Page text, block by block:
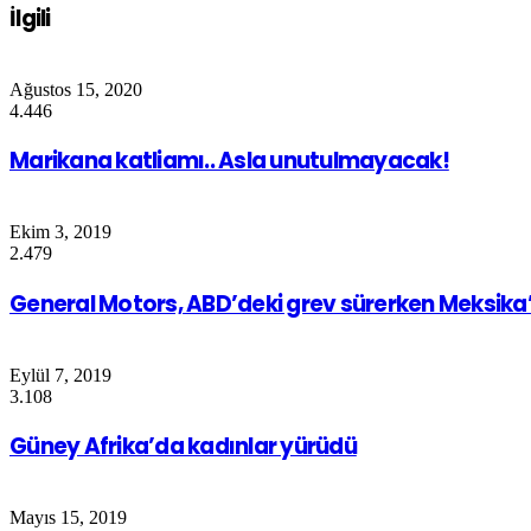
İlgili
Ağustos 15, 2020
4.446
Marikana katliamı.. Asla unutulmayacak!
Ekim 3, 2019
2.479
General Motors, ABD’deki grev sürerken
Eylül 7, 2019
3.108
Güney Afrika’da kadınlar yürüdü
Mayıs 15, 2019